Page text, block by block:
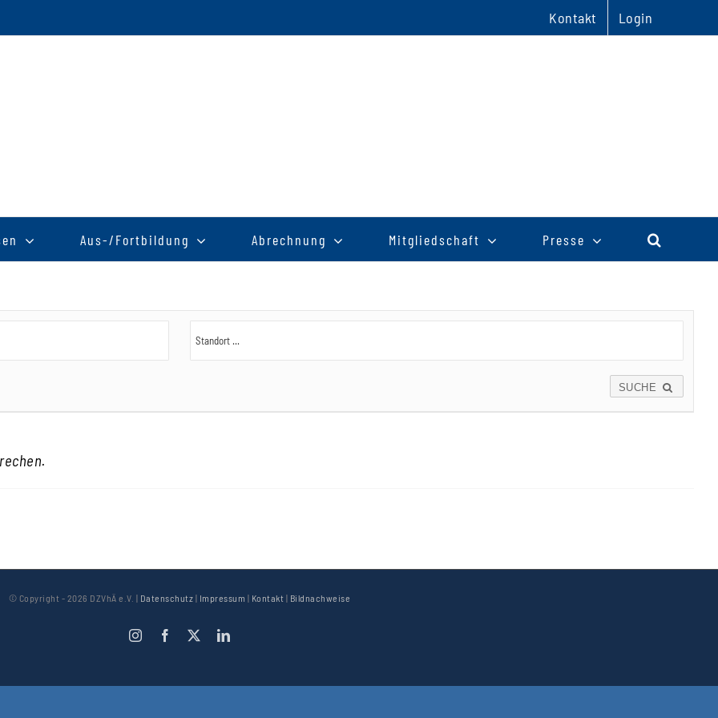
Kontakt Login
Aus-/Fortbildung Abrechnung Mitgliedschaft Presse
SUCHE
© Copyright - 2026 DZVhÄ e.V. | Datenschutz | Impressum | Kontakt | Bildnachweise
InstagramFacebook LinkedIn